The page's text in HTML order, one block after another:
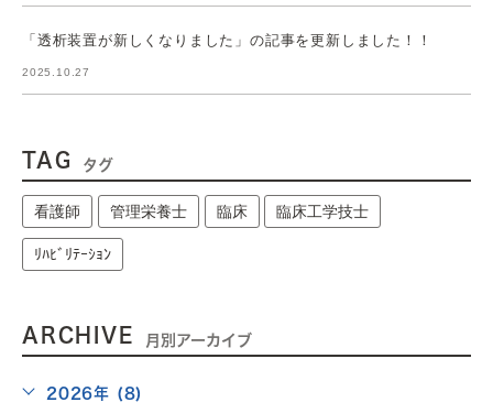
「透析装置が新しくなりました」の記事を更新しました！！
2025.10.27
TAG タグ
看護師 管理栄養士 臨床 臨床工学技士
ﾘﾊﾋﾞﾘﾃｰｼｮﾝ
ARCHIVE 月別アーカイブ
2026年 (8)